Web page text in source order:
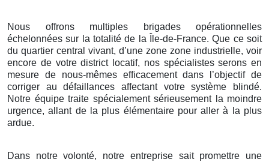
Nous offrons multiples brigades opérationnelles
échelonnées sur la totalité de la Île-de-France. Que ce soit
du quartier central vivant, d’une zone zone industrielle, voir
encore de votre district locatif, nos spécialistes serons en
mesure de nous-mêmes efficacement dans l’objectif de
corriger au défaillances affectant votre système blindé.
Notre équipe traite spécialement sérieusement la moindre
urgence, allant de la plus élémentaire pour aller à la plus
ardue.
Dans notre volonté, notre entreprise sait promettre une